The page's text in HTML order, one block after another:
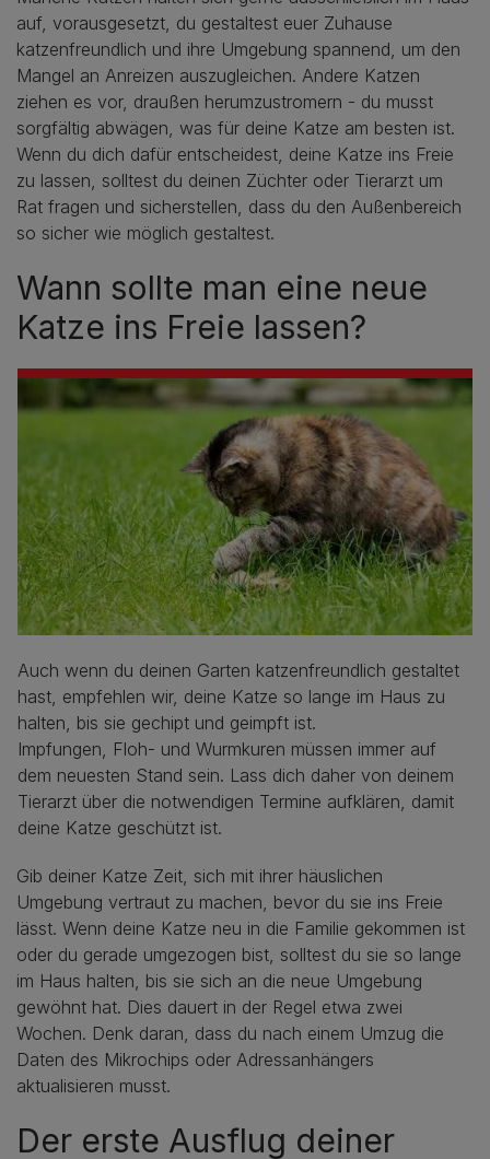
auf, vorausgesetzt, du gestaltest euer Zuhause
katzenfreundlich und ihre Umgebung spannend, um den
Mangel an Anreizen auszugleichen. Andere Katzen
ziehen es vor, draußen herumzustromern - du musst
sorgfältig abwägen, was für deine Katze am besten ist.
Wenn du dich dafür entscheidest, deine Katze ins Freie
zu lassen, solltest du deinen Züchter oder Tierarzt um
Rat fragen und sicherstellen, dass du den Außenbereich
so sicher wie möglich gestaltest.
Wann sollte man eine neue
Katze ins Freie lassen?
Auch wenn du deinen Garten katzenfreundlich gestaltet
hast, empfehlen wir, deine Katze so lange im Haus zu
halten, bis sie gechipt und geimpft ist.
Impfungen, Floh- und Wurmkuren müssen immer auf
dem neuesten Stand sein. Lass dich daher von deinem
Tierarzt über die notwendigen Termine aufklären, damit
deine Katze geschützt ist.
Gib deiner Katze Zeit, sich mit ihrer häuslichen
Umgebung vertraut zu machen, bevor du sie ins Freie
lässt. Wenn deine Katze neu in die Familie gekommen ist
oder du gerade umgezogen bist, solltest du sie so lange
im Haus halten, bis sie sich an die neue Umgebung
gewöhnt hat. Dies dauert in der Regel etwa zwei
Wochen. Denk daran, dass du nach einem Umzug die
Daten des Mikrochips oder Adressanhängers
aktualisieren musst.
Der erste Ausflug deiner